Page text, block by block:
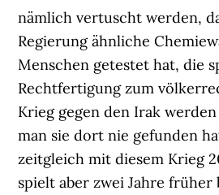
nämlich vertuscht werden,
Regierung ähnliche
Menschen getestet hat, die
Rechtfertigung zum
Krieg gegen den Irak
man sie dort nie gefunden
zeitgleich mit diesem Krieg
spielt aber zwei Jahre früher